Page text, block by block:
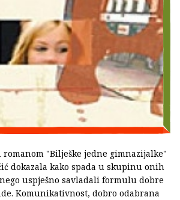
romanom "Bilješke jedne gimnazijalke"
dokazala kako spada u skupinu onih
uspješno savladali formulu dobre
Komunikativnost, dobro odabrana